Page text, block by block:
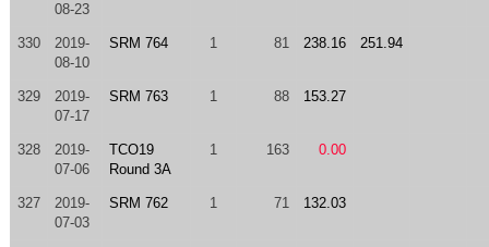
08-23
330
2019-
08-10
SRM 764 1 81 238.16 251.94
329
2019-
07-17
SRM 763 1 88 153.27
328
2019-
07-06
TCO19
Round 3A
1 163 0.00
327
2019-
07-03
SRM 762 1 71 132.03